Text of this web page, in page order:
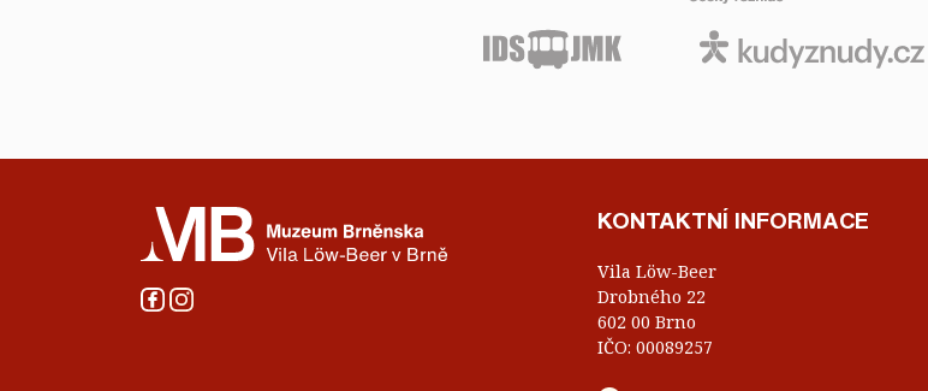
KONTAKTNÍ INFORMACE
Vila Löw-Beer
Drobného 22
602 00 Brno
IČO: 00089257